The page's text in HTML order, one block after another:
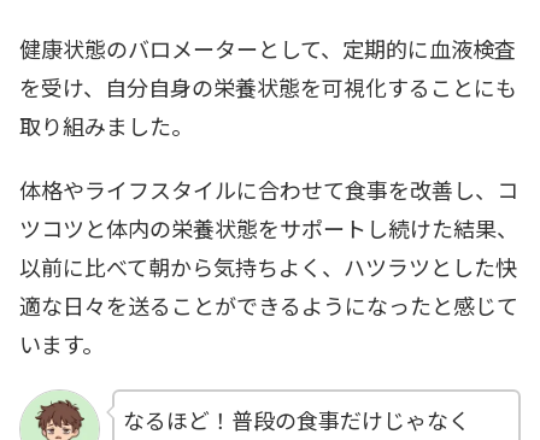
健康状態のバロメーターとして、定期的に血液検査
を受け、自分自身の栄養状態を可視化することにも
取り組みました。
体格やライフスタイルに合わせて食事を改善し、コ
ツコツと体内の栄養状態をサポートし続けた結果、
以前に比べて朝から気持ちよく、ハツラツとした快
適な日々を送ることができるようになったと感じて
います。
なるほど！普段の食事だけじゃなく